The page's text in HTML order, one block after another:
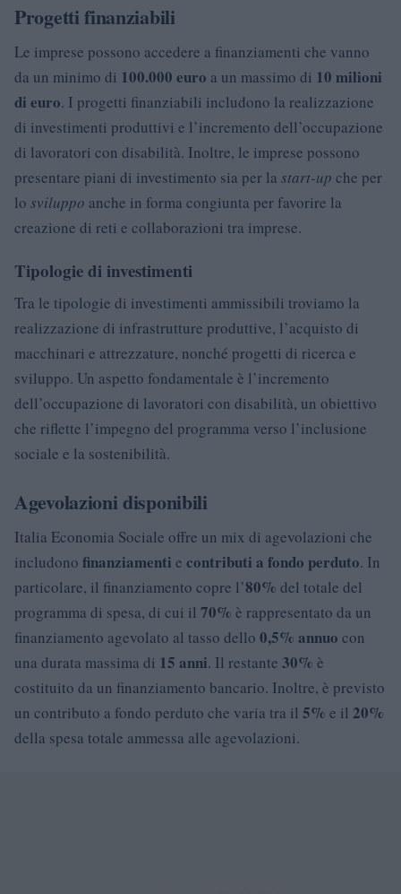
Progetti finanziabili
Le imprese possono accedere a finanziamenti che vanno
da un minimo di 100.000 euro a un massimo di 10 milioni
di euro. I progetti finanziabili includono la realizzazione
di investimenti produttivi e l’incremento dell’occupazione
di lavoratori con disabilità. Inoltre, le imprese possono
presentare piani di investimento sia per la start-up che per
lo sviluppo anche in forma congiunta per favorire la
creazione di reti e collaborazioni tra imprese.
Tipologie di investimenti
Tra le tipologie di investimenti ammissibili troviamo la
realizzazione di infrastrutture produttive, l’acquisto di
macchinari e attrezzature, nonché progetti di ricerca e
sviluppo. Un aspetto fondamentale è l’incremento
dell’occupazione di lavoratori con disabilità, un obiettivo
che riflette l’impegno del programma verso l’inclusione
sociale e la sostenibilità.
Agevolazioni disponibili
Italia Economia Sociale offre un mix di agevolazioni che
includono finanziamenti e contributi a fondo perduto. In
particolare, il finanziamento copre l’80% del totale del
programma di spesa, di cui il 70% è rappresentato da un
finanziamento agevolato al tasso dello 0,5% annuo con
una durata massima di 15 anni. Il restante 30% è
costituito da un finanziamento bancario. Inoltre, è previsto
un contributo a fondo perduto che varia tra il 5% e il 20%
della spesa totale ammessa alle agevolazioni.